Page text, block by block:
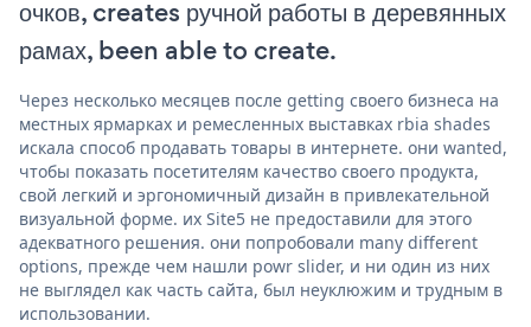
очков, creates ручной работы в деревянных
рамах, been able to create.
Через несколько месяцев после getting своего бизнеса на
местных ярмарках и ремесленных выставках rbia shades
искала способ продавать товары в интернете. они wanted,
чтобы показать посетителям качество своего продукта,
свой легкий и эргономичный дизайн в привлекательной
визуальной форме. их Site5 не предоставили для этого
адекватного решения. они попробовали many different
options, прежде чем нашли powr slider, и ни один из них
не выглядел как часть сайта, был неуклюжим и трудным в
использовании.